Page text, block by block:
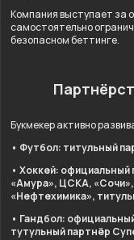
Компания выступает за
самостоятельно
безопасном беттинге.
Букмекер активно
• Футбол: титульный
• Хоккей:
«Амура», ЦСКА,
«Нефтехимика»,
• Гандбол:
тутульный партнёр